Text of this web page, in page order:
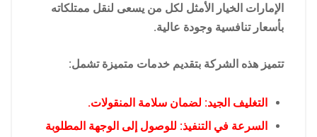
الإمارات الخيار الأمثل لكل من يسعى لنقل ممتلكاته
بأسعار تنافسية وجودة عالية.
تتميز هذه الشركة بتقديم خدمات متميزة تشمل:
التغليف الجيد: لضمان سلامة المنقولات.
السرعة في التنفيذ: للوصول إلى الوجهة المطلوبة